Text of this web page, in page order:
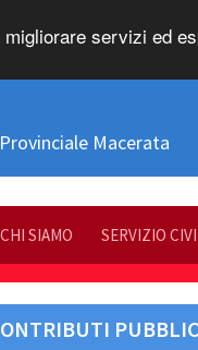
servizi ed
Provinciale Macerata
CHI SIAMO SERVIZIO